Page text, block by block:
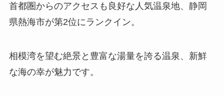
首都圏からのアクセスも良好な人気温泉地、静岡
県熱海市が第2位にランクイン。
相模湾を望む絶景と豊富な湯量を誇る温泉、新鮮
な海の幸が魅力です。